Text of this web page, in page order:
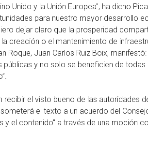
Unido y la Unión Europea", ha dicho
para nuestro mayor desarrollo
dejar claro que la prosperidad
creación o el mantenimiento de
Juan Carlos Ruiz Boix,
y no solo se beneficien de
el visto bueno de las autoridades
el texto a un acuerdo del
el contenido" a través de una moción